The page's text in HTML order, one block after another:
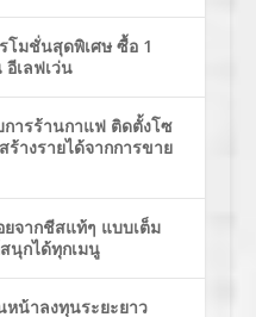
โมชั่นสุดพิเศษ ซื้อ 1
อีเลฟเว่น
ารร้านกาแฟ ติดตั้งโซ
างรายได้จากการขาย
จากชีสแท้ๆ แบบเต็ม
นุกได้ทุกเมนู
หน้าลงทุนระยะยาว